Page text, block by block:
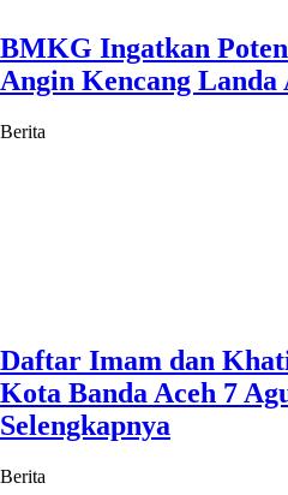
BMKG Ingatkan
Angin Kencang Landa
Berita
Daftar Imam dan
Kota Banda Aceh 7
Selengkapnya
Berita